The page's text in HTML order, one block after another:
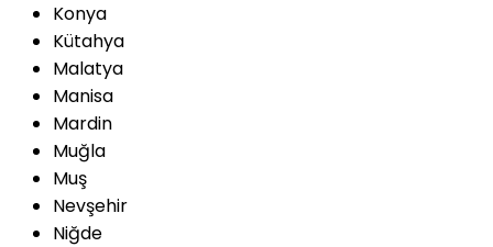
Konya
Kütahya
Malatya
Manisa
Mardin
Muğla
Muş
Nevşehir
Niğde